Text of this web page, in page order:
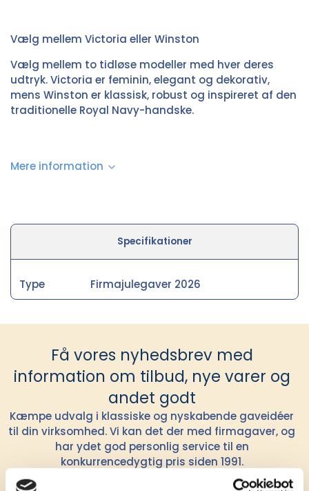
Vælg mellem Victoria eller Winston
Vælg mellem to tidløse modeller med hver deres
udtryk. Victoria er feminin, elegant og dekorativ,
mens Winston er klassisk, robust og inspireret af den
traditionelle Royal Navy-handske.
Mere information
Specifikationer
Type Firmajulegaver 2026
Få vores nyhedsbrev med
information om tilbud, nye varer og
andet godt
Kæmpe udvalg i klassiske og nyskabende gaveidéer
til din virksomhed. Vi kan det der med firmagaver, og
har ydet god personlig service til en
konkurrencedygtig pris siden 1991.